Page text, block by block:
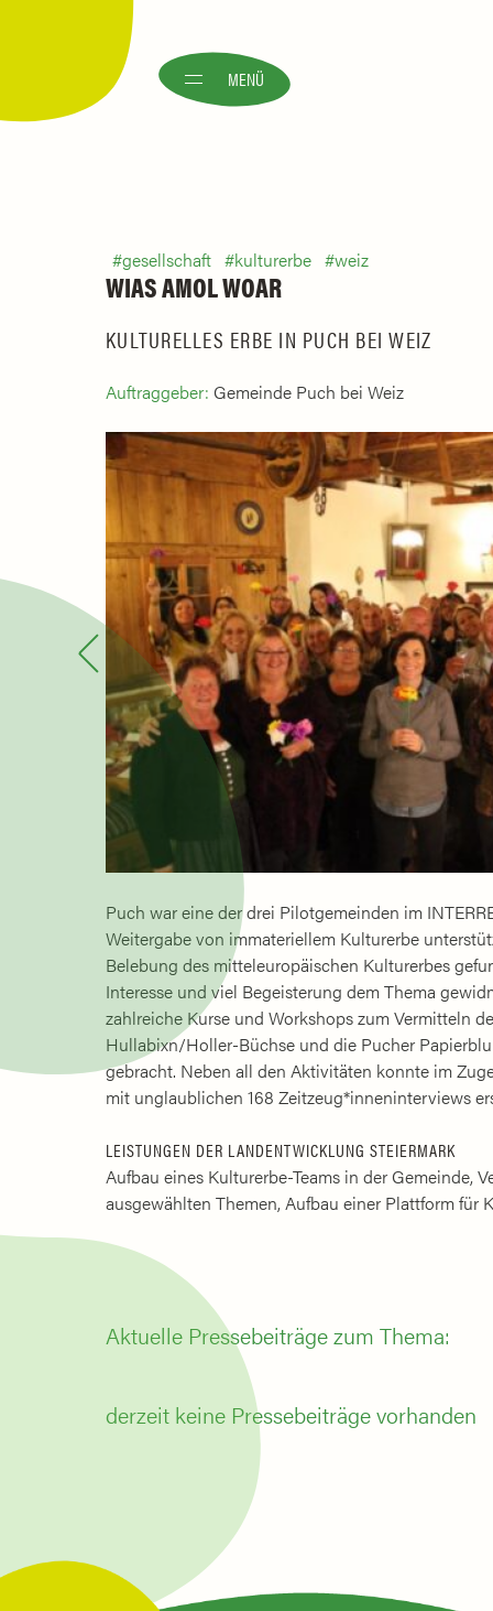
MENÜ
gesellschaft kulturerbe weiz
WIAS AMOL WOAR
KULTURELLES ERBE IN PUCH BEI WEIZ
Auftraggeber: Gemeinde Puch bei Weiz
Puch war eine der drei Pilotgemeinden im
Weitergabe von immateriellem Kulturerbe
Belebung des mitteleuropäischen Kulturerbes
Interesse und viel Begeisterung dem Thema
zahlreiche Kurse und Workshops zum Vermitteln
Hullabixn/Holler-Büchse und die Pucher
gebracht. Neben all den Aktivitäten konnte im
mit unglaublichen 168 Zeitzeug*inneninterviews
LEISTUNGEN DER LANDENTWICKLUNG STEIERMARK
Aufbau eines Kulturerbe-Teams in der Gemeinde,
ausgewählten Themen, Aufbau einer Plattform für
Aktuelle Pressebeiträge zum Thema:
derzeit keine Pressebeiträge vorhanden